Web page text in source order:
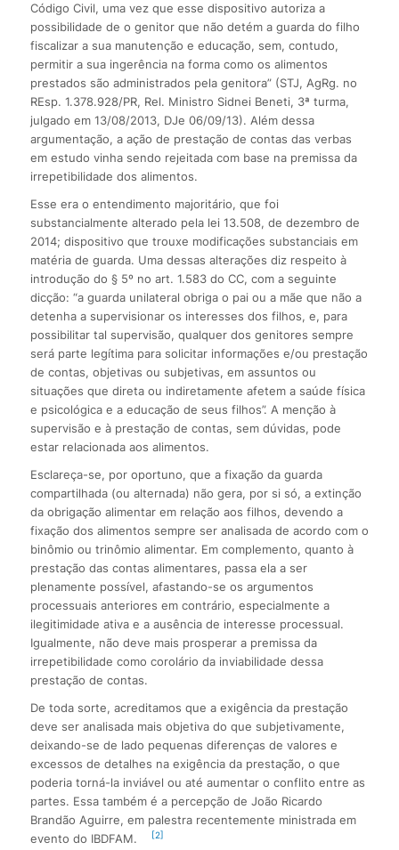
Código Civil, uma vez que esse dispositivo autoriza a
possibilidade de o genitor que não detém a guarda do filho
fiscalizar a sua manutenção e educação, sem, contudo,
permitir a sua ingerência na forma como os alimentos
prestados são administrados pela genitora” (STJ, AgRg. no
REsp. 1.378.928/PR, Rel. Ministro Sidnei Beneti, 3ª turma,
julgado em 13/08/2013, DJe 06/09/13). Além dessa
argumentação, a ação de prestação de contas das verbas
em estudo vinha sendo rejeitada com base na premissa da
irrepetibilidade dos alimentos.
Esse era o entendimento majoritário, que foi
substancialmente alterado pela lei 13.508, de dezembro de
2014; dispositivo que trouxe modificações substanciais em
matéria de guarda. Uma dessas alterações diz respeito à
introdução do § 5º no art. 1.583 do CC, com a seguinte
dicção: “a guarda unilateral obriga o pai ou a mãe que não a
detenha a supervisionar os interesses dos filhos, e, para
possibilitar tal supervisão, qualquer dos genitores sempre
será parte legítima para solicitar informações e/ou prestação
de contas, objetivas ou subjetivas, em assuntos ou
situações que direta ou indiretamente afetem a saúde física
e psicológica e a educação de seus filhos”. A menção à
supervisão e à prestação de contas, sem dúvidas, pode
estar relacionada aos alimentos.
Esclareça-se, por oportuno, que a fixação da guarda
compartilhada (ou alternada) não gera, por si só, a extinção
da obrigação alimentar em relação aos filhos, devendo a
fixação dos alimentos sempre ser analisada de acordo com o
binômio ou trinômio alimentar. Em complemento, quanto à
prestação das contas alimentares, passa ela a ser
plenamente possível, afastando-se os argumentos
processuais anteriores em contrário, especialmente a
ilegitimidade ativa e a ausência de interesse processual.
Igualmente, não deve mais prosperar a premissa da
irrepetibilidade como corolário da inviabilidade dessa
prestação de contas.
De toda sorte, acreditamos que a exigência da prestação
deve ser analisada mais objetiva do que subjetivamente,
deixando-se de lado pequenas diferenças de valores e
excessos de detalhes na exigência da prestação, o que
poderia torná-la inviável ou até aumentar o conflito entre as
partes. Essa também é a percepção de João Ricardo
Brandão Aguirre, em palestra recentemente ministrada em
evento do IBDFAM.
[2]